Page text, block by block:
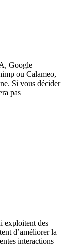
Google
ou Calameo,
Si vous décider
pas
exploitent des
d’améliorer la
interactions